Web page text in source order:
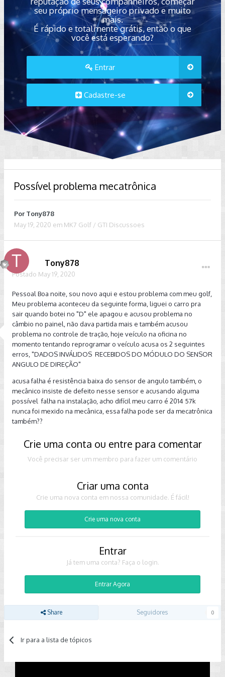
seu próprio mensageiro privado e muito
mais.
É rápido e totalmente grátis, então o que
você está esperando?
Entrar
Cadastre-se
Possível problema mecatrônica
Por Tony878
May 19, 2020 em MK7 Golf / GTI Discussoes
Tony878
Postado May 19, 2020
Pessoal Boa noite, sou novo aqui e estou problema com meu golf,
Meu problema aconteceu da seguinte forma, liguei o carro pra
sair quando botei no "D" ele apagou e acusou problema no
câmbio no painel, não dava partida mais e também acusou
problema no controle de tração, hoje veículo na oficina no
momento tentando reprogramar o veículo acusa os 2 seguintes
erros, "DADOS INVÁLIDOS RECEBIDOS DO MÓDULO DO SENSOR
ANGULO DE DIREÇÃO"
acusa falha é resistência baixa do sensor de angulo também, o
mecânico insiste de defeito nesse sensor e acusando alguma
possível falha na instalação, acho difícil meu carro é 2014 57k
nunca foi mexido na mecânica, essa falha pode ser da mecatrônica
também??
Crie uma conta ou entre para comentar
Você precisar ser um membro para fazer um comentário
Criar uma conta
Crie uma nova conta em nossa comunidade. É fácil!
Crie uma nova conta
Entrar
Já tem uma conta? Faça o login.
Entrar Agora
Share Seguidores 0
Ir para a lista de tópicos